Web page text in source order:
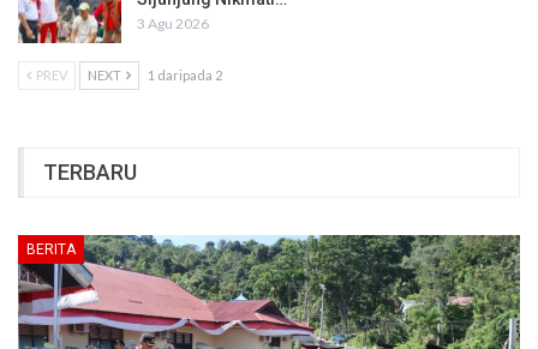
3 Agu 2026
PREV NEXT 1 daripada 2
TERBARU
BERITA